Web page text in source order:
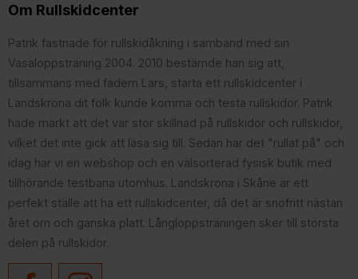
Om Rullskidcenter
Patrik fastnade för rullskidåkning i samband med sin
Vasaloppsträning 2004. 2010 bestämde han sig att,
tillsammans med fadern Lars, starta ett rullskidcenter i
Landskrona dit folk kunde komma och testa rullskidor. Patrik
hade märkt att det var stor skillnad på rullskidor och rullskidor,
vilket det inte gick att läsa sig till. Sedan har det "rullat på" och
idag har vi en webshop och en välsorterad fysisk butik med
tillhörande testbana utomhus. Landskrona i Skåne är ett
perfekt ställe att ha ett rullskidcenter, då det är snöfritt nästan
året om och ganska platt. Långloppsträningen sker till största
delen på rullskidor.